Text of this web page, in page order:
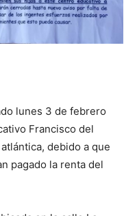
lunes 3 de febrero
Francisco del
debido a que
pagado la renta del